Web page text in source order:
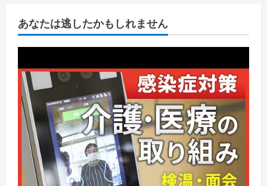
あなたは逃したかもしれません